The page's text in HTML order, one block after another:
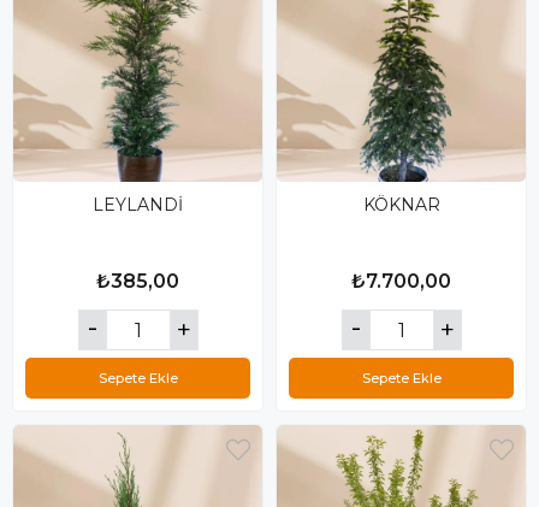
LEYLANDİ
₺385,00
Sepete Ekle
KÖKNAR
₺7.700,00
Sepete Ekle